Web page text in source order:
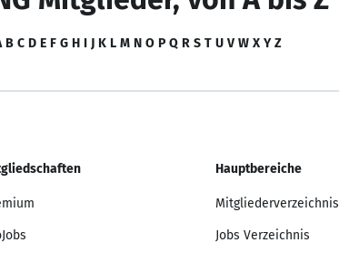
B C D E F G H I J K L M N O P Q R S T U V W X Y Z
Hauptbereiche
Mitgliederverzeichnis
Jobs Verzeichnis